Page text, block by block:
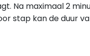
Na maximaal 2
stap kan de duur